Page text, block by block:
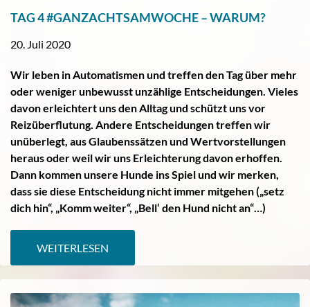
TAG 4 #GANZACHTSAMWOCHE – WARUM?
20. Juli 2020
Wir leben in Automatismen und treffen den Tag über mehr
oder weniger unbewusst unzählige Entscheidungen. Vieles
davon erleichtert uns den Alltag und schützt uns vor
Reizüberflutung. Andere Entscheidungen treffen wir
unüberlegt, aus Glaubenssätzen und Wertvorstellungen
heraus oder weil wir uns Erleichterung davon erhoffen.
Dann kommen unsere Hunde ins Spiel und wir merken,
dass sie diese Entscheidung nicht immer mitgehen („setz
dich hin“, „Komm weiter“, „Bell‘ den Hund nicht an“…)
WEITERLESEN